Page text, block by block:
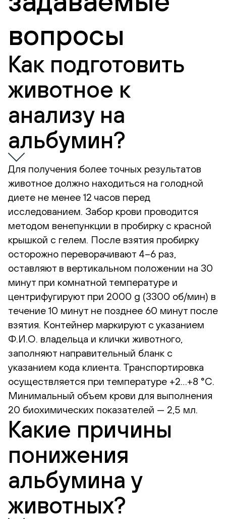
вопросы
Как подготовить
животное к
анализу на
альбумин?
Для получения более точных результатов
животное должно находиться на голодной
диете не менее 12 часов перед
исследованием. Забор крови проводится
методом венепункции в пробирку с красной
крышкой с гелем. После взятия пробирку
осторожно переворачивают 4–6 раз,
оставляют в вертикальном положении на 30
минут при комнатной температуре и
центрифугируют при 2000 g (3300 об/мин) в
течение 10 минут не позднее 60 минут после
взятия. Контейнер маркируют с указанием
Ф.И.О. владельца и клички животного,
заполняют направительный бланк с
указанием кода клиента. Транспортировка
осуществляется при температуре +2…+8 °С.
Минимальный объем крови для выполнения
20 биохимических показателей — 2,5 мл.
Какие причины
понижения
альбумина у
животных?